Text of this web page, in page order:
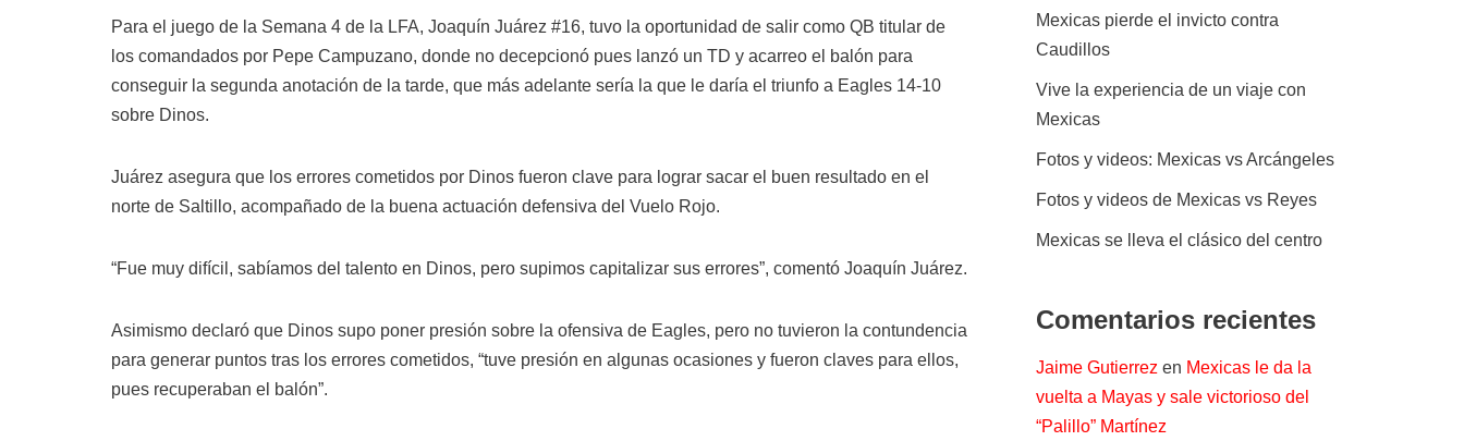
Para el juego de la Semana 4 de la LFA, Joaquín Juárez #16, tuvo la oportunidad de salir como QB titular de
los comandados por Pepe Campuzano, donde no decepcionó pues lanzó un TD y acarreo el balón para
conseguir la segunda anotación de la tarde, que más adelante sería la que le daría el triunfo a Eagles 14-10
sobre Dinos.
Juárez asegura que los errores cometidos por Dinos fueron clave para lograr sacar el buen resultado en el
norte de Saltillo, acompañado de la buena actuación defensiva del Vuelo Rojo.
“Fue muy difícil, sabíamos del talento en Dinos, pero supimos capitalizar sus errores”, comentó Joaquín Juárez.
Asimismo declaró que Dinos supo poner presión sobre la ofensiva de Eagles, pero no tuvieron la contundencia
para generar puntos tras los errores cometidos, “tuve presión en algunas ocasiones y fueron claves para ellos,
pues recuperaban el balón”.
Mexicas pierde el invicto contra
Caudillos
Vive la experiencia de un viaje con
Mexicas
Fotos y videos: Mexicas vs Arcángeles
Fotos y videos de Mexicas vs Reyes
Mexicas se lleva el clásico del centro
Comentarios recientes
Jaime Gutierrez en Mexicas le da la
vuelta a Mayas y sale victorioso del
“Palillo” Martínez